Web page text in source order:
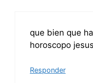
que bien que
horoscopo jesus
Responder